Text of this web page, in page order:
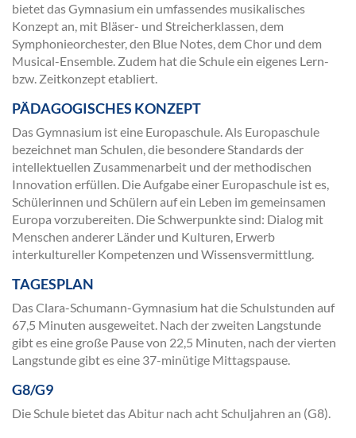
bietet das Gymnasium ein umfassendes musikalisches
Konzept an, mit Bläser- und Streicherklassen, dem
Symphonieorchester, den Blue Notes, dem Chor und dem
Musical-Ensemble. Zudem hat die Schule ein eigenes Lern-
bzw. Zeitkonzept etabliert.
PÄDAGOGISCHES KONZEPT
Das Gymnasium ist eine Europaschule. Als Europaschule
bezeichnet man Schulen, die besondere Standards der
intellektuellen Zusammenarbeit und der methodischen
Innovation erfüllen. Die Aufgabe einer Europaschule ist es,
Schülerinnen und Schülern auf ein Leben im gemeinsamen
Europa vorzubereiten. Die Schwerpunkte sind: Dialog mit
Menschen anderer Länder und Kulturen, Erwerb
interkultureller Kompetenzen und Wissensvermittlung.
TAGESPLAN
Das Clara-Schumann-Gymnasium hat die Schulstunden auf
67,5 Minuten ausgeweitet. Nach der zweiten Langstunde
gibt es eine große Pause von 22,5 Minuten, nach der vierten
Langstunde gibt es eine 37-minütige Mittagspause.
G8/G9
Die Schule bietet das Abitur nach acht Schuljahren an (G8).